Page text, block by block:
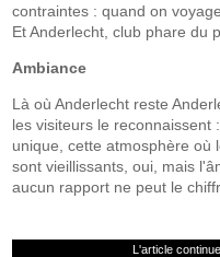
contraintes : quand on
Et Anderlecht, club phare du
Ambiance
Là où Anderlecht reste
les visiteurs le reconnaissent
unique, cette atmosphère où
sont vieillissants, oui, mais
aucun rapport ne peut le
L'article